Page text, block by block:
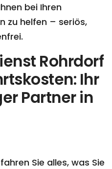
bei Ihren
zu helfen – seriös,
Rohrdorf
Ihr
Partner in
Sie alles, was Sie